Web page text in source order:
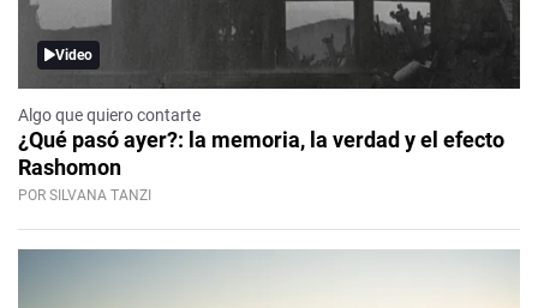
Video
Algo que quiero contarte
¿Qué pasó ayer?: la memoria, la verdad y el efecto
Rashomon
POR SILVANA TANZI